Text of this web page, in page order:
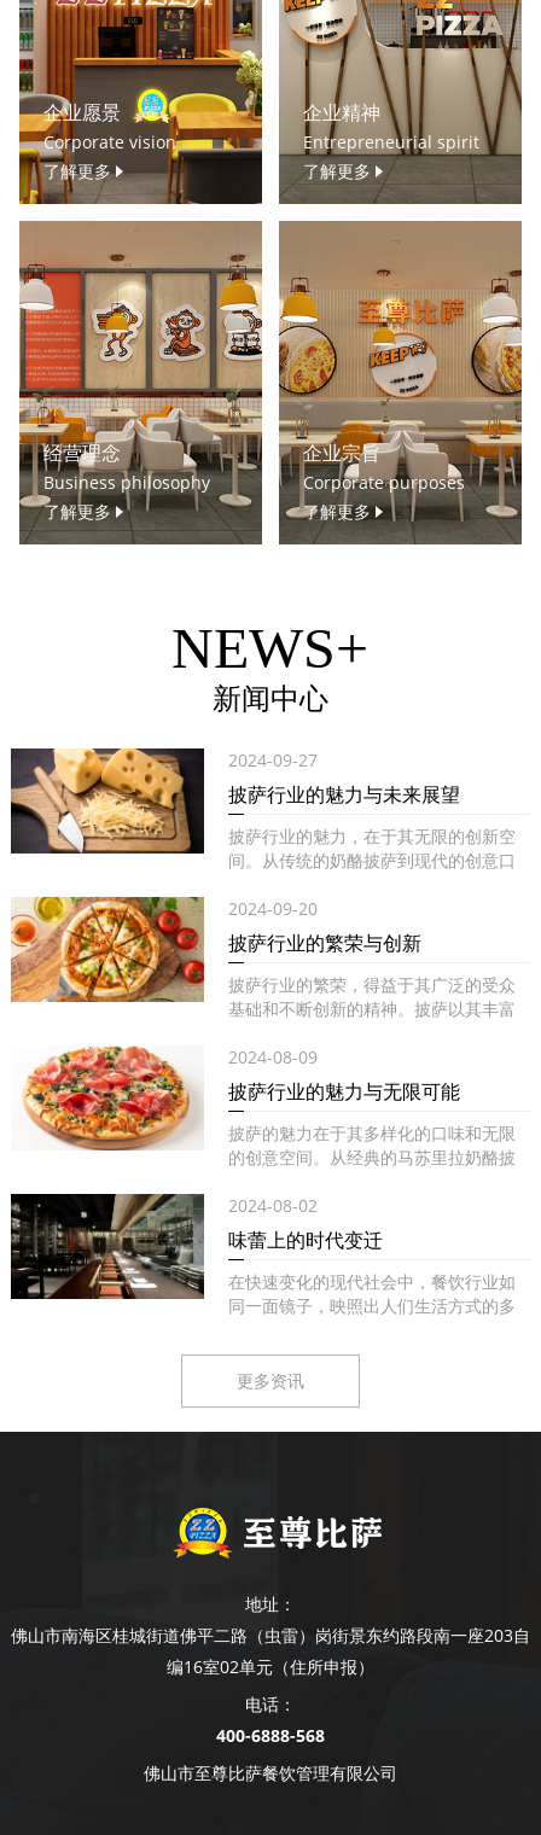
企业愿景
Corporate vision
了解更多
企业精神
Entrepreneurial spirit
了解更多
经营理念
Business philosophy
了解更多
企业宗旨
Corporate purposes
了解更多
NEWS+
新闻中心
2024-09-27
披萨行业的魅力与未来展望
披萨行业的魅力，在于其无限的创新空
间。从传统的奶酪披萨到现代的创意口
2024-09-20
披萨行业的繁荣与创新
披萨行业的繁荣，得益于其广泛的受众
基础和不断创新的精神。披萨以其丰富
2024-08-09
披萨行业的魅力与无限可能
披萨的魅力在于其多样化的口味和无限
的创意空间。从经典的马苏里拉奶酪披
2024-08-02
味蕾上的时代变迁
在快速变化的现代社会中，餐饮行业如
同一面镜子，映照出人们生活方式的多
更多资讯
地址：
佛山市南海区桂城街道佛平二路（虫雷）岗街景东约路段南一座203自
编16室02单元（住所申报）
电话：
400-6888-568
佛山市至尊比萨餐饮管理有限公司